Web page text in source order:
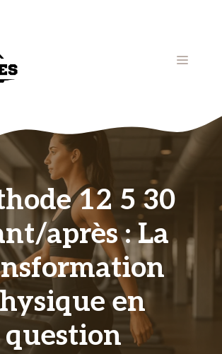
Menu
12 5 30
après : La
en
question